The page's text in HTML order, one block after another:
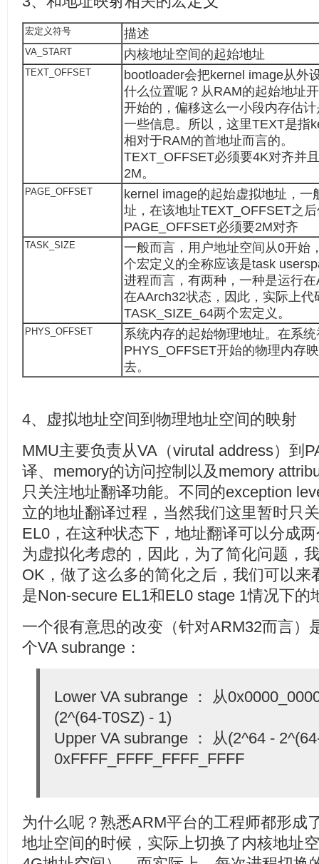
宏定义符号 描述
VA_START 内核地址空间的起始地址
TEXT_OFFSET
bootloader会把kernel image从外
什么位置呢？从RAM的起始地址
开始的，偏移这么一小段内存估
一些信息。所以，这里TEXT是指
相对于RAM的首地址而言的。
TEXT_OFFSET必须要4K对齐并
2M。
PAGE_OFFSET
kernel image的起始虚拟地址，
址，在该地址TEXT_OFFSET之
PAGE_OFFSET必须要2M对齐
TASK_SIZE
一般而言，用户地址空间从0开始
个宏定义的全称应该是task
进程而言，有两种，一种是运行
在AArch32状态，因此，实际上
TASK_SIZE_64两个宏定义。
PHYS_OFFSET
系统内存的起始物理地址。在系
PHYS_OFFSET开始的物理内存
去。
4、虚拟地址空间到物理地址空间的映射
MMU主要负责从VA（virutal address）到
译、memory的访问控制以及memory
只关注地址翻译功能。不同的exception
立的地址翻译过程，当然我们这里暂时只
EL0，在这种状态下，地址翻译可以分成
为虚拟化考虑的，因此，为了简化问题，
OK，做了这么多的简化之后，我们可以来
是Non-secure EL1和EL0 stage 1情况下的
一个很有意思的改变（针对ARM32而言）
个VA subrange：
Lower VA subrange ： 从
(2^(64-T0SZ) - 1)
Upper VA subrange ： 从(2^64 -
0xFFFF_FFFF_FFFF_FFFF
为什么呢？熟悉ARM平台的工程师都形成
地址空间的时候，实际上切换了内核地址